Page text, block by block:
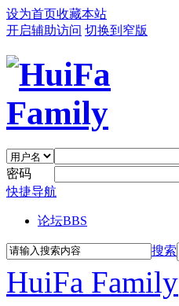
设为首页收藏本站
开启辅助访问 切换到窄版
密码
快捷导航
论坛BBS
搜索
HuiFa Family